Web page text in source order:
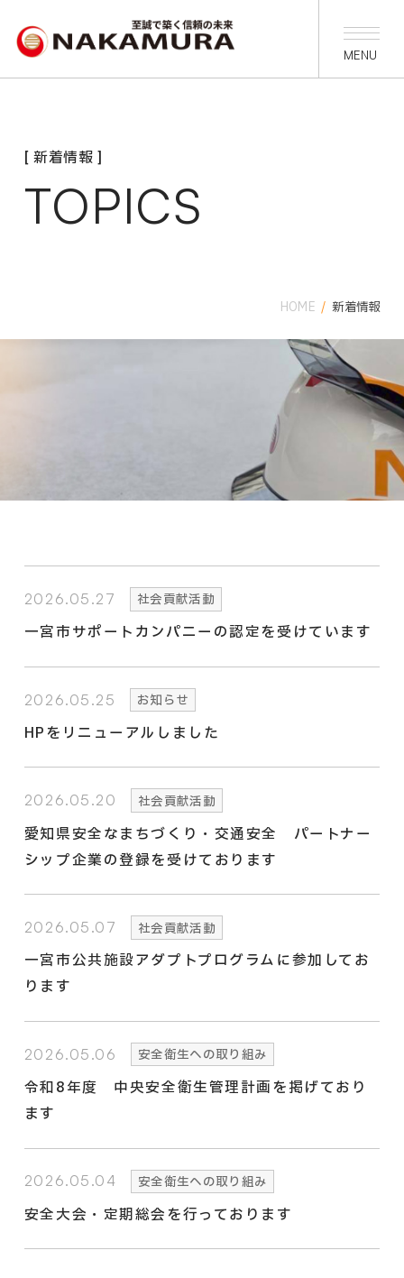
[ 新着情報 ]
TOPICS
HOME / 新着情報
2026.05.27 社会貢献活動
一宮市サポートカンパニーの認定を受けています
2026.05.25 お知らせ
HPをリニューアルしました
2026.05.20 社会貢献活動
愛知県安全なまちづくり・交通安全 パートナー
シップ企業の登録を受けております
2026.05.07 社会貢献活動
一宮市公共施設アダプトプログラムに参加してお
ります
2026.05.06 安全衛生への取り組み
令和8年度 中央安全衛生管理計画を掲げており
ます
2026.05.04 安全衛生への取り組み
安全大会・定期総会を行っております